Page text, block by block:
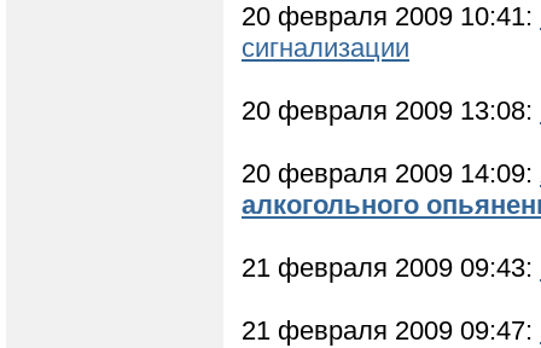
20 февраля 2009 10:41:
сигнализации
20 февраля 2009 13:08:
20 февраля 2009 14:09:
алкогольного
21 февраля 2009 09:43:
21 февраля 2009 09:47: